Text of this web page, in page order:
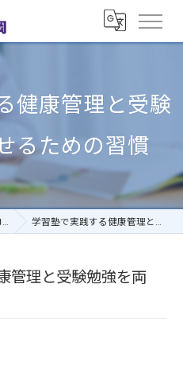
健康管理と受験
るための習慣
学習塾で実践する健康管理と受験勉強を両立させるための習慣
管理と受験勉強を両